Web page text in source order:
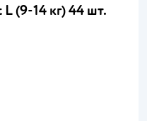
(9-14 кг) 44 шт.